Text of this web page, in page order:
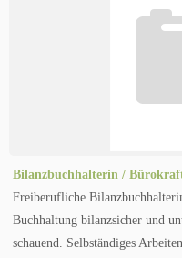
Bilanzbuchhalterin /
Freiberufliche
Buchhaltung bilanzsicher und
schauend. Selbständiges